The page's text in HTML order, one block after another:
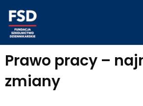
content
Prawo pracy –
zmiany